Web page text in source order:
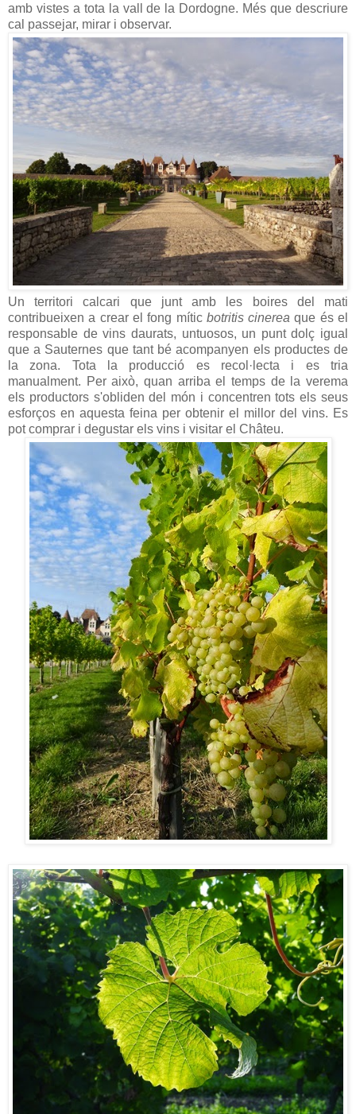
amb vistes a tota la vall de la Dordogne. Més que descriure
cal passejar, mirar i observar.
Un territori calcari que junt amb les boires del mati
contribueixen a crear el fong mític botritis cinerea que és el
responsable de vins daurats, untuosos, un punt dolç igual
que a Sauternes que tant bé acompanyen els productes de
la zona. Tota la producció es recol·lecta i es tria
manualment. Per això, quan arriba el temps de la verema
els productors s'obliden del món i concentren tots els seus
esforços en aquesta feina per obtenir el millor del vins. Es
pot comprar i degustar els vins i visitar el Châteu.